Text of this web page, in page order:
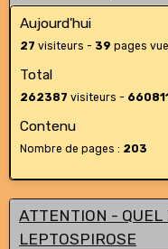
Aujourd'hui
27 visiteurs - 39 pages
Total
262387 visiteurs -
Contenu
Nombre de pages : 203
ATTENTION - QUEL
LEPTOSPIROSE